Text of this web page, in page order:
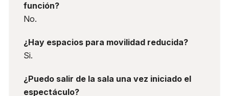
función?
No.
¿Hay espacios para movilidad reducida?
Si.
¿Puedo salir de la sala una vez iniciado el
espectáculo?